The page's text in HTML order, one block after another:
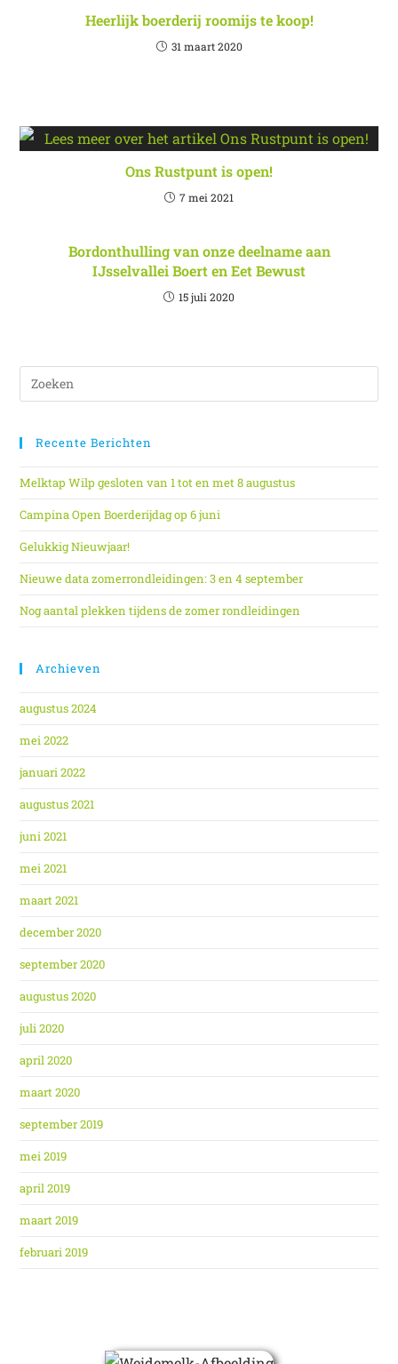
Heerlijk boerderij roomijs te koop!
31 maart 2020
Ons Rustpunt is open!
7 mei 2021
Bordonthulling van onze deelname aan
IJsselvallei Boert en Eet Bewust
15 juli 2020
Recente Berichten
Melktap Wilp gesloten van 1 tot en met 8 augustus
Campina Open Boerderijdag op 6 juni
Gelukkig Nieuwjaar!
Nieuwe data zomerrondleidingen: 3 en 4 september
Nog aantal plekken tijdens de zomer rondleidingen
Archieven
augustus 2024
mei 2022
januari 2022
augustus 2021
juni 2021
mei 2021
maart 2021
december 2020
september 2020
augustus 2020
juli 2020
april 2020
maart 2020
september 2019
mei 2019
april 2019
maart 2019
februari 2019